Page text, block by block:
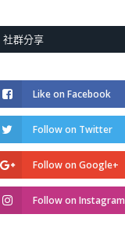
社群分享
Like on Facebook
Follow on Twitter
Follow on Google+
Follow on Instagram